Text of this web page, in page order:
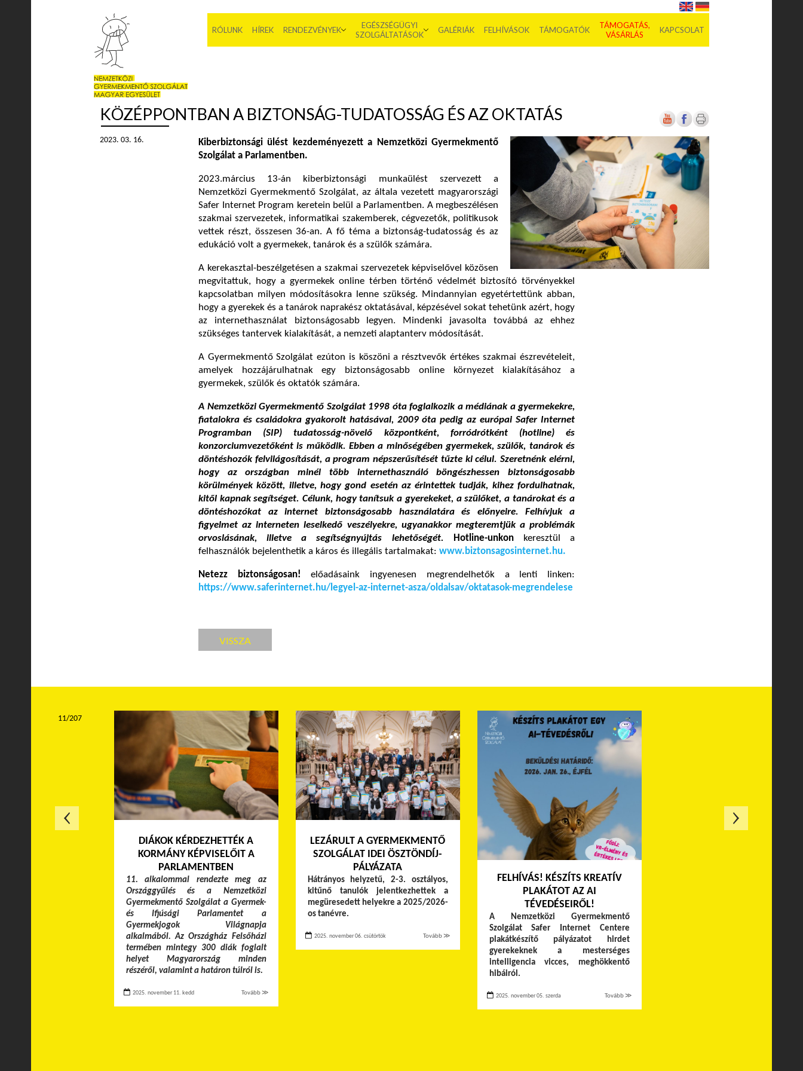
RÓLUNK HÍREK RENDEZVÉNYEK
EGÉSZSÉGÜGYI
SZOLGÁLTATÁSOK
GALÉRIÁK FELHÍVÁSOK TÁMOGATÓK
TÁMOGATÁS,
VÁSÁRLÁS
KAPCSOLAT
KÖZÉPPONTBAN A BIZTONSÁG-TUDATOSSÁG ÉS AZ OKTATÁS
2023. 03. 16.
Kiberbiztonsági ülést kezdeményezett a Nemzetközi Gyermekmentő
Szolgálat a Parlamentben.
2023.március 13-án kiberbiztonsági munkaülést szervezett a
Nemzetközi Gyermekmentő Szolgálat, az általa vezetett magyarországi
Safer Internet Program keretein belül a Parlamentben. A megbeszélésen
szakmai szervezetek, informatikai szakemberek, cégvezetők, politikusok
vettek részt, összesen 36-an. A fő téma a biztonság-tudatosság és az
edukáció volt a gyermekek, tanárok és a szülők számára.
A kerekasztal-beszélgetésen a szakmai szervezetek képviselővel közösen
megvitattuk, hogy a gyermekek online térben történő védelmét biztosító törvényekkel
kapcsolatban milyen módosításokra lenne szükség. Mindannyian egyetértettünk abban,
hogy a gyerekek és a tanárok naprakész oktatásával, képzésével sokat tehetünk azért, hogy
az internethasználat biztonságosabb legyen. Mindenki javasolta továbbá az ehhez
szükséges tantervek kialakítását, a nemzeti alaptanterv módosítását.
A Gyermekmentő Szolgálat ezúton is köszöni a résztvevők értékes szakmai észrevételeit,
amelyek hozzájárulhatnak egy biztonságosabb online környezet kialakításához a
gyermekek, szülők és oktatók számára.
A Nemzetközi Gyermekmentő Szolgálat 1998 óta foglalkozik a médiának a gyermekekre,
fiatalokra és családokra gyakorolt hatásával, 2009 óta pedig az európai Safer Internet
Programban (SIP) tudatosság-növelő központként, forródrótként (hotline) és
konzorciumvezetőként is működik. Ebben a minőségében gyermekek, szülők, tanárok és
döntéshozók felvilágosítását, a program népszerűsítését tűzte ki célul. Szeretnénk elérni,
hogy az országban minél több internethasználó böngészhessen biztonságosabb
körülmények között, illetve, hogy gond esetén az érintettek tudják, kihez fordulhatnak,
kitől kapnak segítséget. Célunk, hogy tanítsuk a gyerekeket, a szülőket, a tanárokat és a
döntéshozókat az internet biztonságosabb használatára és előnyeire. Felhívjuk a
figyelmet az interneten leselkedő veszélyekre, ugyanakkor megteremtjük a problémák
orvoslásának, illetve a segítségnyújtás lehetőségét.
Hotline-unkonkeresztül a
felhasználók bejelenthetik a káros és illegális tartalmakat: www.biztonsagosinternet.hu.
Netezz biztonságosan!előadásaink ingyenesen megrendelhetők a lenti linken:
https://www.saferinternet.hu/legyel-az-internet-asza/oldalsav/oktatasok-megrendelese
VISSZA
DIÁKOK KÉRDEZHETTÉK A
KORMÁNY KÉPVISELŐIT A
PARLAMENTBEN
11. alkalommal rendezte meg az
Országgyűlés és a Nemzetközi
Gyermekmentő Szolgálat a Gyermek-
és Ifjúsági Parlamentet a
Gyermekjogok Világnapja
alkalmából. Az Országház Felsőházi
termében mintegy 300 diák foglalt
helyet Magyarország minden
részéről, valamint a határon túlról is.
2025. november 11. kedd Tovább ≫
LEZÁRULT A GYERMEKMENTŐ
SZOLGÁLAT IDEI ÖSZTÖNDÍJ-
PÁLYÁZATA
Hátrányos helyzetű, 2-3. osztályos,
kitűnő tanulók jelentkezhettek a
megüresedett helyekre a 2025/2026-
os tanévre.
2025. november 06. csütörtök Tovább ≫
FELHÍVÁS! KÉSZÍTS KREATÍV
PLAKÁTOT AZ AI
TÉVEDÉSEIRŐL!
A Nemzetközi Gyermekmentő
Szolgálat Safer Internet Centere
plakátkészítő pályázatot hirdet
gyerekeknek a mesterséges
intelligencia vicces, meghökkentő
hibáiról.
2025. november 05. szerda Tovább ≫
11/207